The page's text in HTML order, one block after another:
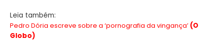
Leia também:
Pedro Dória escreve sobre a ‘pornografia da vingança’ (O
Globo)